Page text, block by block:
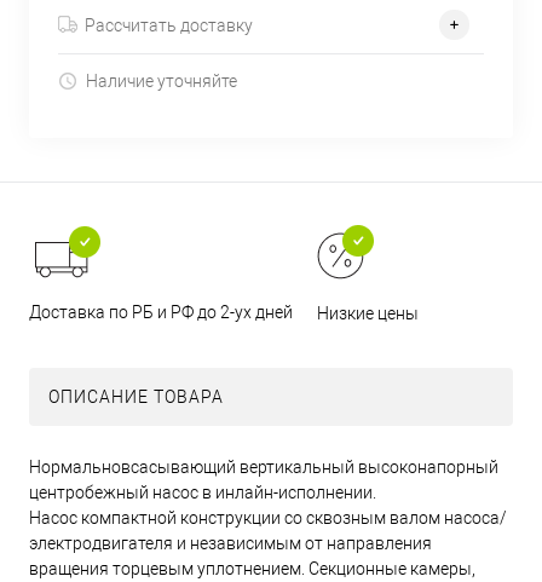
Рассчитать доставку
Наличие уточняйте
Доставка по РБ и РФ до 2-ух дней Низкие цены
ОПИСАНИЕ ТОВАРА
Нормальновсасывающий вертикальный высоконапорный
центробежный насос в инлайн-исполнении.
Насос компактной конструкции со сквозным валом насоса/
электродвигателя и независимым от направления
вращения торцевым уплотнением. Секционные камеры,